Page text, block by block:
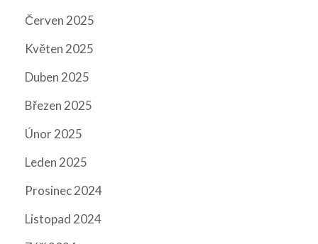
Červen 2025
Květen 2025
Duben 2025
Březen 2025
Únor 2025
Leden 2025
Prosinec 2024
Listopad 2024